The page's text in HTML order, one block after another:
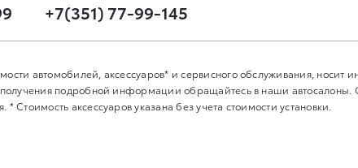
+7(351) 77-99-145
автомобилей, аксессуаров* и сервисного обслуживания,
подробной информации обращайтесь в наши
аксессуаров указана без учета стоимости установки.